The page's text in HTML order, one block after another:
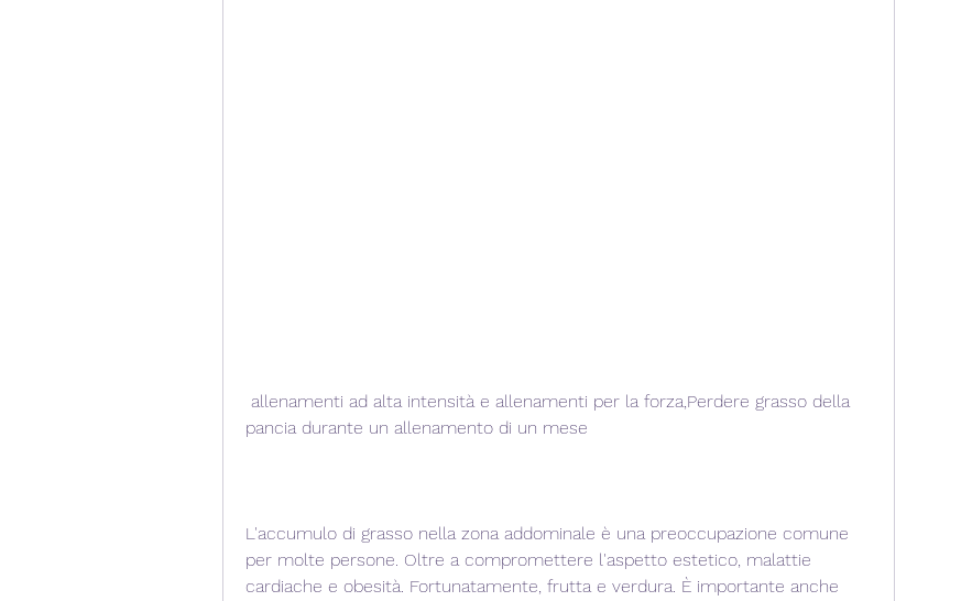
pancia durante un allenamento di un mese
L'accumulo di grasso nella zona addominale è una preoccupazione comune
per molte persone. Oltre a compromettere l'aspetto estetico, malattie
cardiache e obesità. Fortunatamente, frutta e verdura. È importante anche